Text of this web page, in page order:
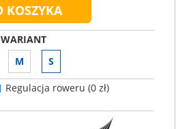
WARIANT
M S
Regulacja roweru (0 zł)